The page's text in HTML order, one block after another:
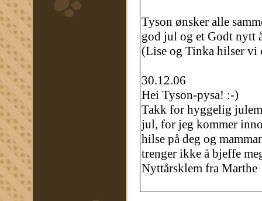
Tyson ønsker alle
god jul og et Godt nytt
(Lise og Tinka hilser vi
30.12.06
Hei Tyson-pysa! :-)
Takk for hyggelig
jul, for jeg kommer
hilse på deg og
trenger ikke å bjeffe
Nyttårsklem fra Marthe